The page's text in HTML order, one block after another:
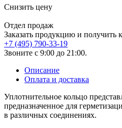
Снизить цену
Отдел продаж
Заказать продукцию и получить
+7 (495) 790-33-19
Звоните с 9:00 до 21:00.
Описание
Оплата и доставка
Уплотнительное кольцо
предназначенное для
в различных соединениях.